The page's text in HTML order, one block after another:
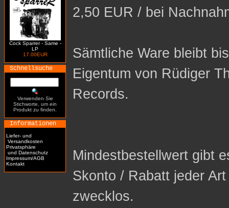
Cock Sparrer - Same -
LP
17.00EUR
Schnellsuche
Verwenden Sie
Stichworte, um ein
Produkt zu finden.
Informationen
Liefer- und
Versandkosten
Privatsphäre
und Datenschutz
Impressum/AGB
Kontakt
2,50 EUR / bei
Sämtliche Ware bleibt
Eigentum von Rüdiger
Records.
Mindestbestellwert gibt
Skonto / Rabatt jeder
zwecklos.